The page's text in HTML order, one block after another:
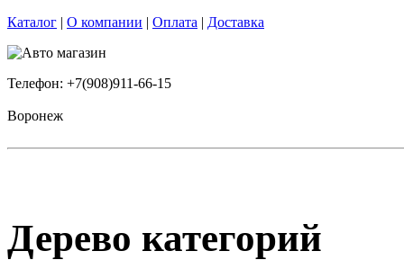
Каталог | О компании | Оплата | Доставка
Телефон: +7(908)911-66-15
Воронеж
Дерево категорий